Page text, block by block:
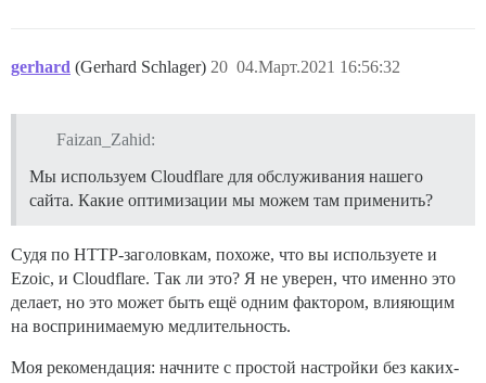
- git clone https://github.com/discourse/
- git clone https://github.com/discourse/
- git clone https://github.com/discourse/
- git clone https://github.com/discourse/
- git clone https://github.com/
- git clone https://github.com/discourse/
- git clone https://github.com/discourse/
gerhard (Gerhard Schlager) 04.Март.2021 16:56:32
20
Faizan_Zahid:
Мы используем Cloudflare для обслуживания нашего
сайта. Какие оптимизации мы можем там применить?
Судя по HTTP-заголовкам, похоже, что вы используете и
Ezoic, и Cloudflare. Так ли это? Я не уверен, что именно это
делает, но это может быть ещё одним фактором, влияющим
на воспринимаемую медлительность.
Моя рекомендация: начните с простой настройки без каких-